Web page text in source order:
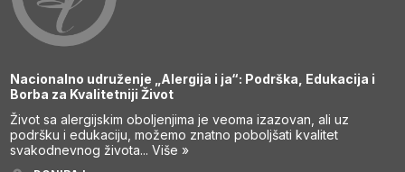
Nacionalno udruženje „Alergija i ja“: Podrška, Edukacija i
Borba za Kvalitetniji Život
Život sa alergijskim oboljenjima je veoma izazovan, ali uz
podršku i edukaciju, možemo znatno poboljšati kvalitet
svakodnevnog života...Više »